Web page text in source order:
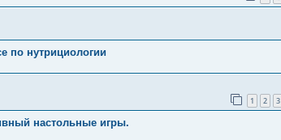
по нутрициологии
1 2 3
настольные игры.